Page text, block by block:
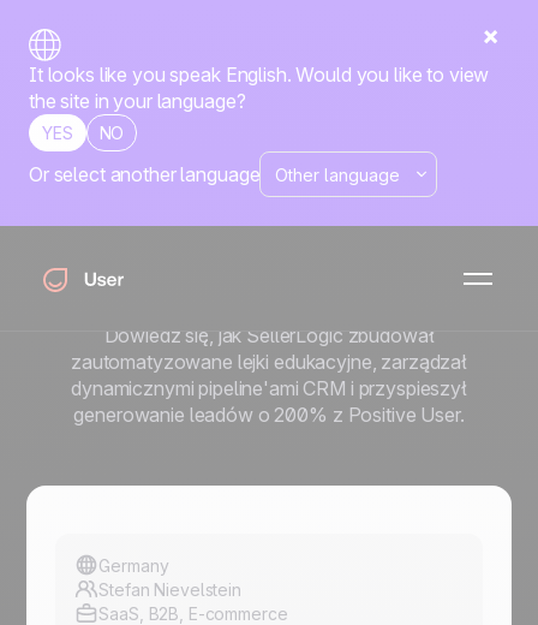
It looks like you speak English. Would you like to view
the site in your language?
YES NO
Or select another language
Jak SellerLogic
przyspieszył generowanie
leadów o 200% z Positive
Dowiedz się, jak SellerLogic zbudował
zautomatyzowane lejki edukacyjne, zarządzał
dynamicznymi pipeline'ami CRM i przyspieszył
generowanie leadów o 200% z Positive User.
Germany
Stefan Nievelstein
SaaS, B2B, E-commerce